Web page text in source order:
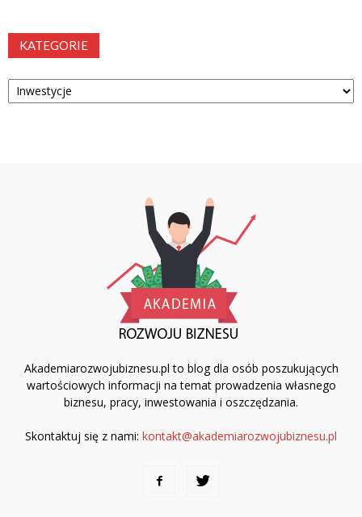
KATEGORIE
Kategorie
Akademiarozwojubiznesu.pl to blog dla osób poszukujących
wartościowych informacji na temat prowadzenia własnego
biznesu, pracy, inwestowania i oszczędzania.
Skontaktuj się z nami: kontakt@akademiarozwojubiznesu.pl